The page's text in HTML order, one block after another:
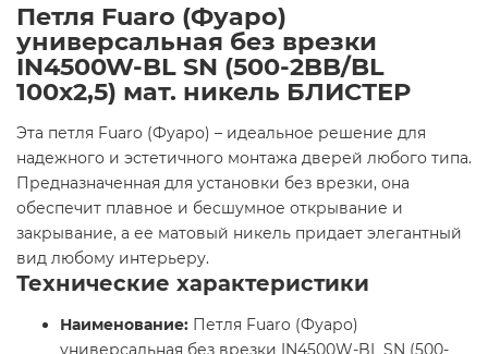
Петля Fuaro (Фуаро)
универсальная без врезки
IN4500W-BL SN (500-2BB/BL
100x2,5) мат. никель БЛИСТЕР
Эта петля Fuaro (Фуаро) – идеальное решение для
надежного и эстетичного монтажа дверей любого типа.
Предназначенная для установки без врезки, она
обеспечит плавное и бесшумное открывание и
закрывание, а ее матовый никель придает элегантный
вид любому интерьеру.
Технические характеристики
Наименование: Петля Fuaro (Фуаро)
универсальная без врезки IN4500W-BL SN (500-